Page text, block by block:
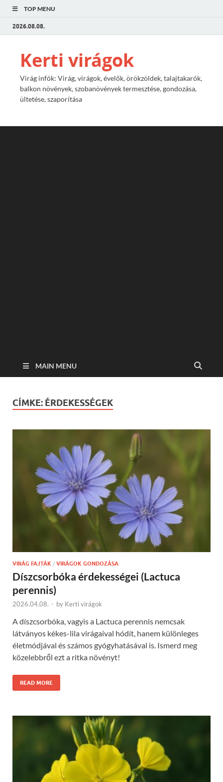
TOP MENU
2026.08.08.
Kerti virágok
Virág infók: Virág, virágok, évelők, örökzöldek, talajtakarók,
balkon növények, szobanövények termesztése, gondozása,
ültetése, szaporítása
MAIN MENU
CÍMKE: ÉRDEKESSÉGEK
VIRÁG FAJTÁK / VIRÁGOK GONDOZÁSA
Díszcsorbóka érdekességei (Lactuca
perennis)
2026.04.08. - by Kerti virágok
A díszcsorbóka, vagyis a Lactuca perennis nemcsak
látványos kékes-lila virágaival hódít, hanem különleges
életmódjával és számos gyógyhatásával is. Ismerd meg
közelebbről ezt a ritka növényt!
READ MORE